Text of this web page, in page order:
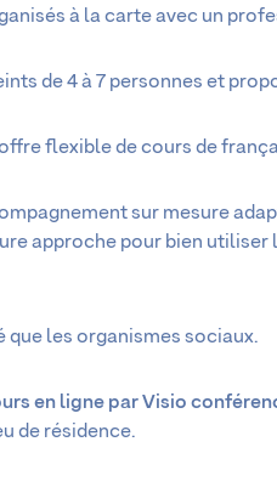
à la carte avec un
de 4 à 7 personnes et
flexible de cours de
sur mesure
approche pour bien
les organismes sociaux.
en ligne par Visio
de résidence.